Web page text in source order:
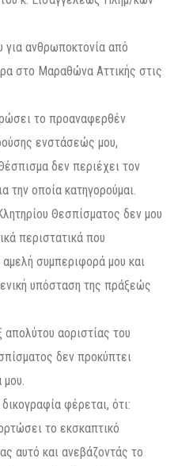
για ανθρωποκτονία από
στο Μαραθώνα Αττικής στις
το προαναφερθέν
ενστάσεώς μου,
δεν περιέχει τον
την οποία κατηγορούμαι.
Θεσπίσματος δεν μου
περιστατικά που
αμελή συμπεριφορά μου και
υπόσταση της πράξεώς
αοριστίας του
δεν προκύπτει
φέρεται, ότι:
το εκσκαπτικό
αυτό και ανεβάζοντάς το